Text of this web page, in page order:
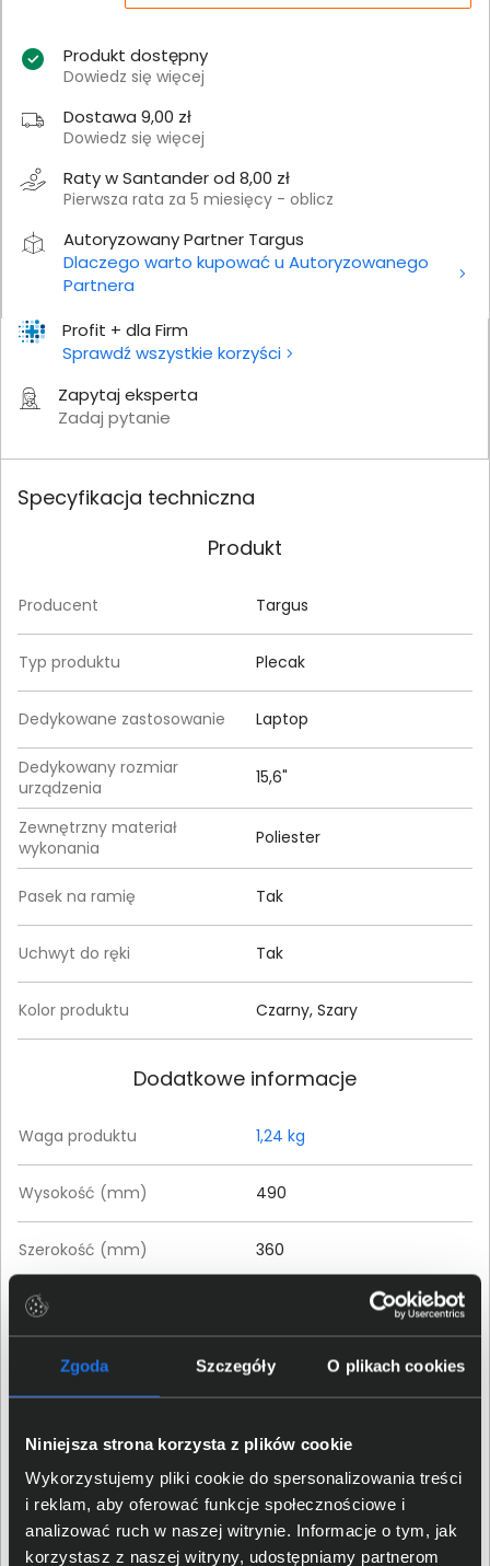
Zgoda Szczegóły O plikach cookies
Niniejsza strona korzysta z plików cookie
Wykorzystujemy pliki cookie do spersonalizowania treści
i reklam, aby oferować funkcje społecznościowe i
analizować ruch w naszej witrynie. Informacje o tym, jak
korzystasz z naszej witryny, udostępniamy partnerom
Profit + dla Firm
Sprawdź wszystkie korzyści
Zapytaj eksperta
Zadaj pytanie
Produkt dostępny
Dowiedz się więcej
Dostawa 9,00 zł
Dowiedz się więcej
Raty w Santander od 8,00 zł
Pierwsza rata za 5 miesięcy - oblicz
Autoryzowany Partner Targus
Dlaczego warto kupować u Autoryzowanego
Partnera
Specyfikacja techniczna
Produkt
Producent Targus
Typ produktu Plecak
Dedykowane zastosowanie Laptop
Dedykowany rozmiar
urządzenia
15,6"
Zewnętrzny materiał
wykonania
Poliester
Pasek na ramię Tak
Uchwyt do ręki Tak
Kolor produktu Czarny, Szary
Dodatkowe informacje
Waga produktu 1,24 kg
Wysokość (mm) 490
Szerokość (mm) 360
Głębokość (mm)
Szczegóły dotyczące zgodności produktu z
przepisami
Dane producenta
Targus Europe Ltd.; Van
Hilststraat 19, 5145 Waalwijk;
AMurphy@targus.com
Targus Europe Ltd.; Van